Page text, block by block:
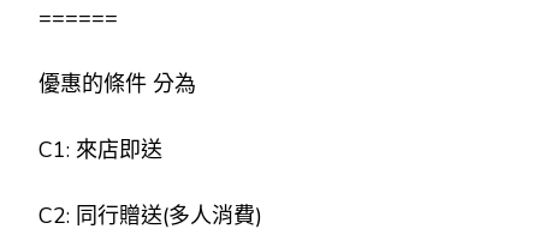
======
優惠的條件 分為
C1: 來店即送
C2: 同行贈送(多人消費)